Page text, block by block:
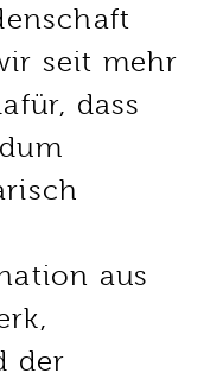
seit mehr
dass
aus
der